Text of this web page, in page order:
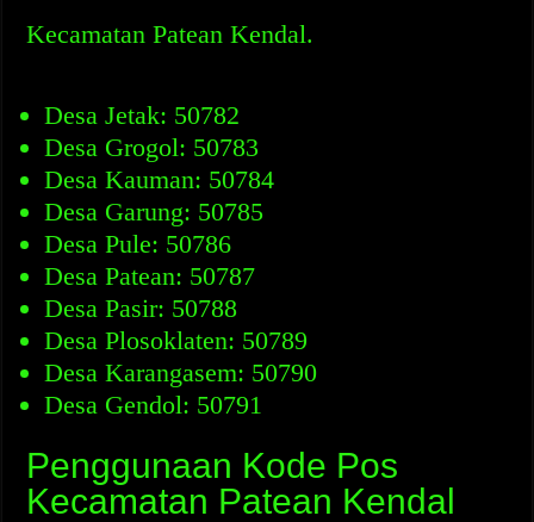
Kecamatan Patean Kendal.
Desa Jetak: 50782
Desa Grogol: 50783
Desa Kauman: 50784
Desa Garung: 50785
Desa Pule: 50786
Desa Patean: 50787
Desa Pasir: 50788
Desa Plosoklaten: 50789
Desa Karangasem: 50790
Desa Gendol: 50791
Penggunaan Kode Pos
Kecamatan Patean Kendal